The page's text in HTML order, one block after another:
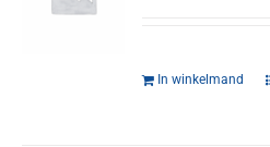
In winkelmand